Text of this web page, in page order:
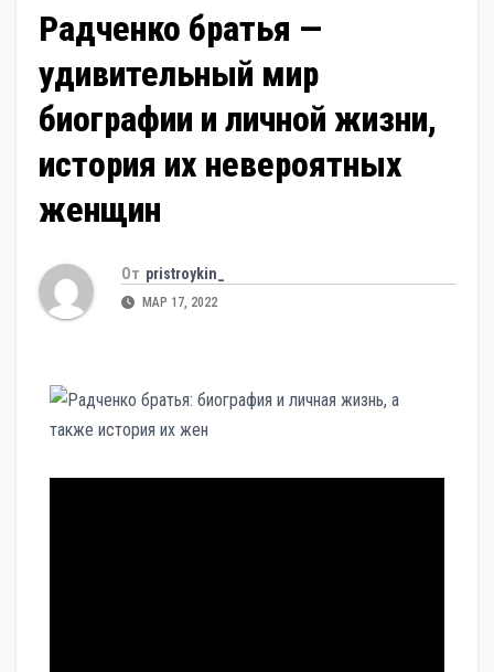
Радченко братья —
удивительный мир
биографии и личной жизни,
история их невероятных
женщин
От pristroykin_
МАР 17, 2022